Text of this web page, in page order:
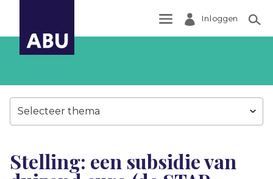
Inloggen
Selecteer thema
Stelling: een subsidie van